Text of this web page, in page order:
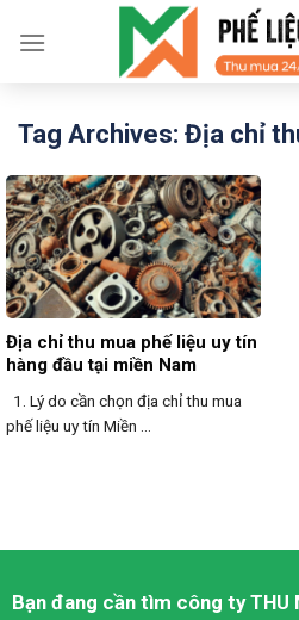
Tag Archives: Địa chỉ
Địa chỉ thu mua phế liệu uy tín
hàng đầu tại miền Nam
1. Lý do cần chọn địa chỉ thu mua
phế liệu uy tín Miền ...
Bạn đang cần tìm công tyTHU